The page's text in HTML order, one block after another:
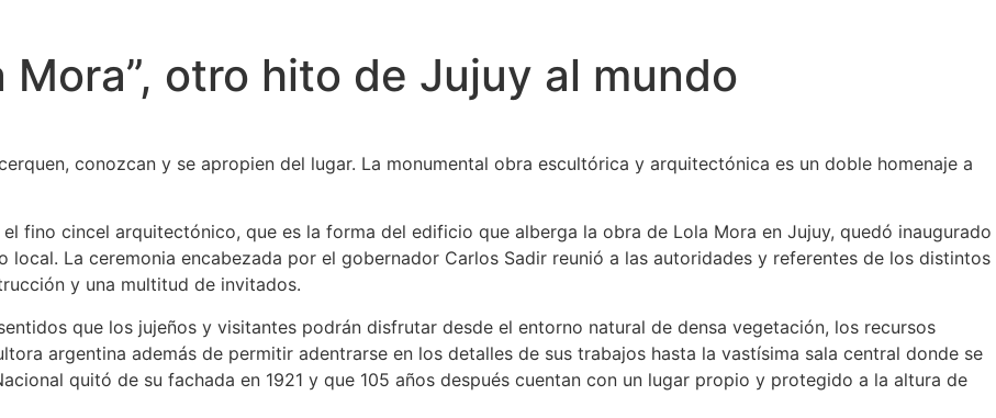
Mora”, otro hito de Jujuy al mundo
conozcan y se apropien del lugar. La monumental obra escultórica y arquitectónica es un doble homenaje a
fino cincel arquitectónico, que es la forma del edificio que alberga la obra de Lola Mora en Jujuy, quedó inaugurado
La ceremonia encabezada por el gobernador Carlos Sadir reunió a las autoridades y referentes de los distintos
y una multitud de invitados.
que los jujeños y visitantes podrán disfrutar desde el entorno natural de densa vegetación, los recursos
argentina además de permitir adentrarse en los detalles de sus trabajos hasta la vastísima sala central donde se
quitó de su fachada en 1921 y que 105 años después cuentan con un lugar propio y protegido a la altura de